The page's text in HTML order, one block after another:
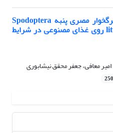
مطالعه پارامترهای دموگرافیک برگخوار مصری پنبه Spodoptera
littoralis (B.) (Lep.: Noctuidae) روی غذای مصنوعی در شرایط
معافی، جعفر محقق نیشابوری